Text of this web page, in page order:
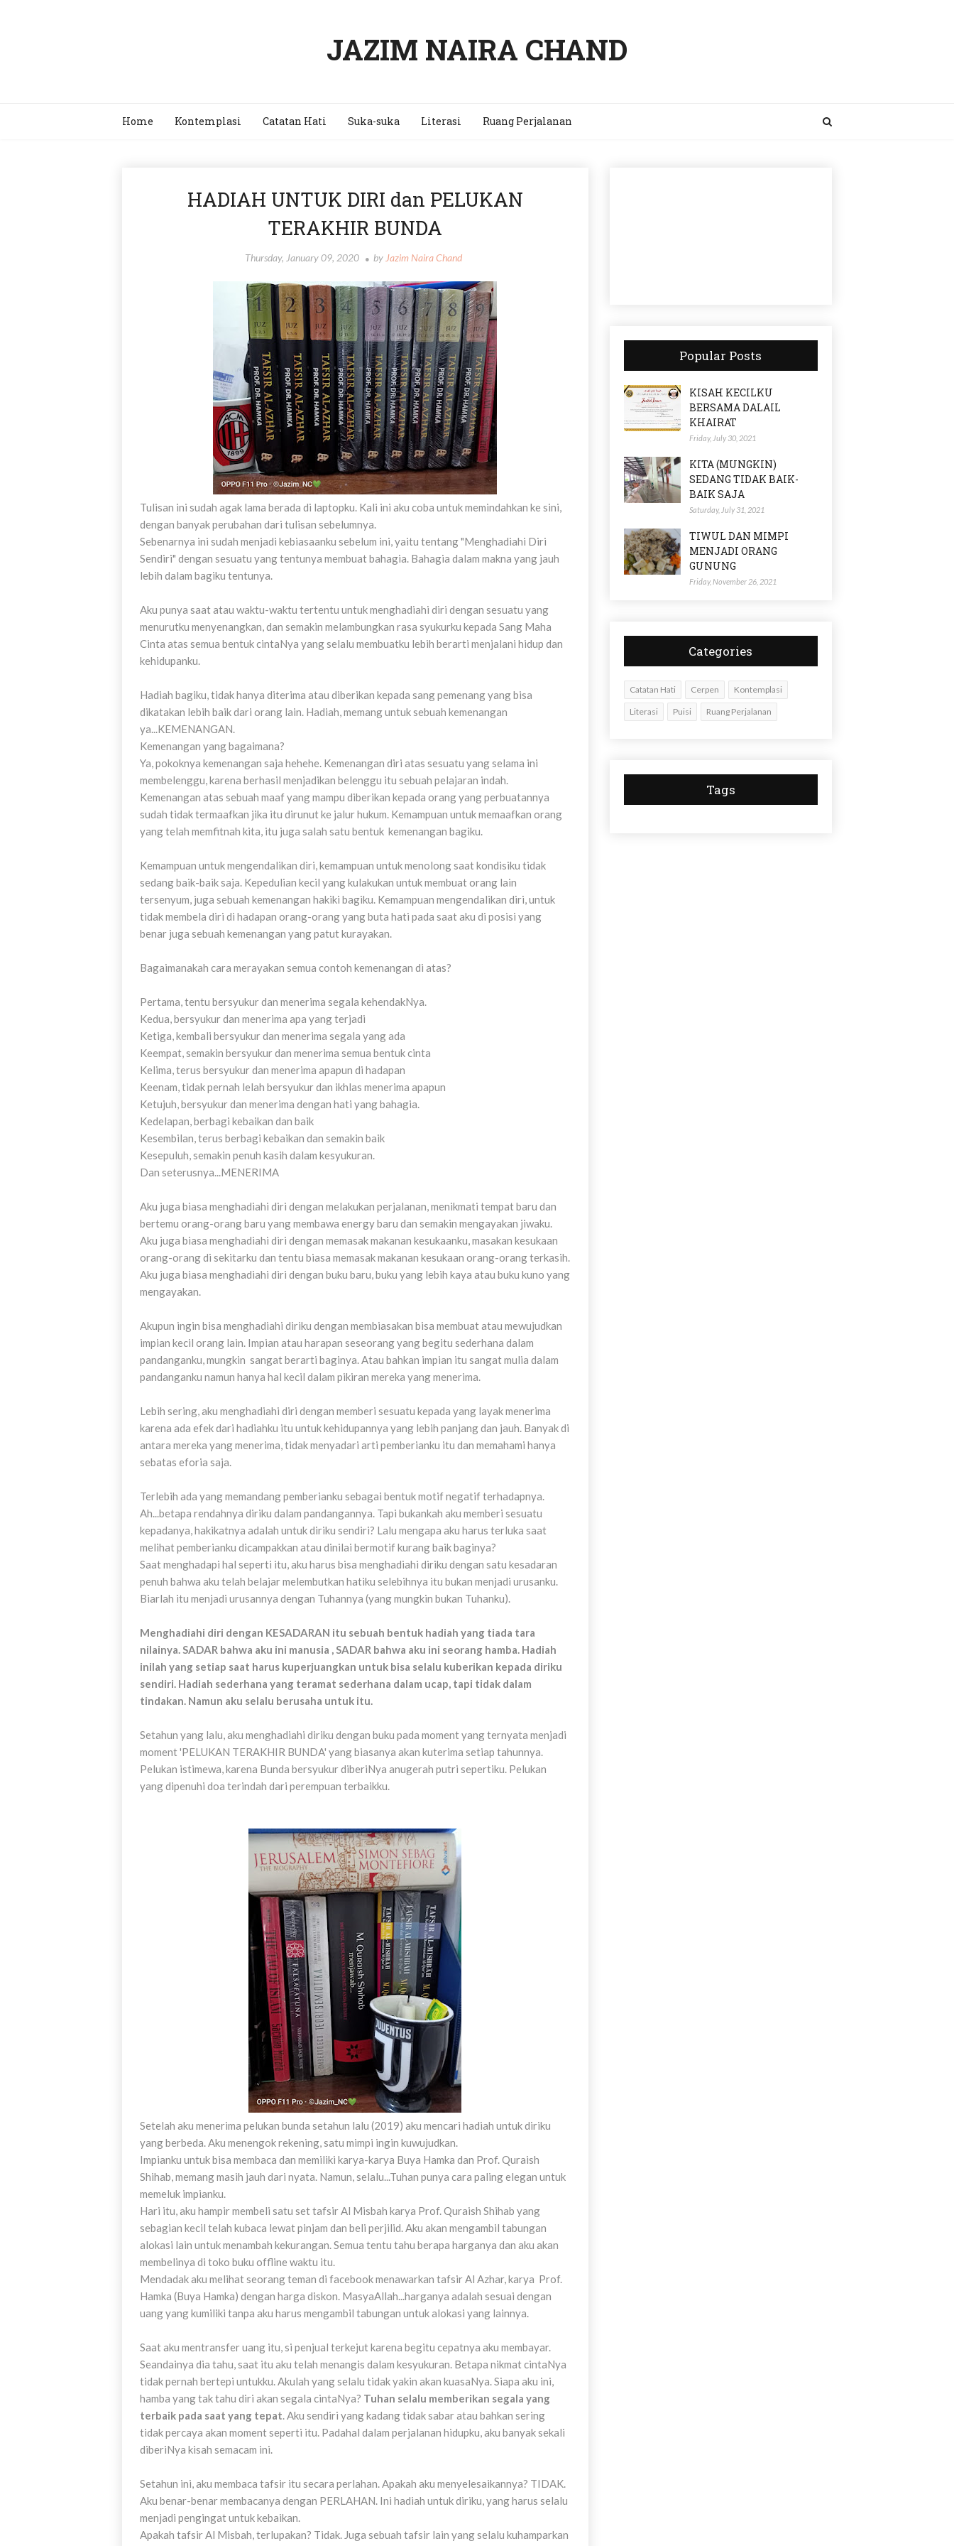
JAZIM NAIRA CHAND
Home Kontemplasi Catatan Hati Suka-suka Literasi Ruang Perjalanan
HADIAH UNTUK DIRI dan PELUKAN
TERAKHIR BUNDA
Thursday, January 09, 2020 by Jazim Naira Chand
Tulisan ini sudah agak lama berada di laptopku. Kali ini aku coba untuk memindahkan ke sini,
dengan banyak perubahan dari tulisan sebelumnya.
Sebenarnya ini sudah menjadi kebiasaanku sebelum ini, yaitu tentang "Menghadiahi Diri
Sendiri" dengan sesuatu yang tentunya membuat bahagia. Bahagia dalam makna yang jauh
lebih dalam bagiku tentunya.
Aku punya saat atau waktu-waktu tertentu untuk menghadiahi diri dengan sesuatu yang
menurutku menyenangkan, dan semakin melambungkan rasa syukurku kepada Sang Maha
Cinta atas semua bentuk cintaNya yang selalu membuatku lebih berarti menjalani hidup dan
kehidupanku.
Hadiah bagiku, tidak hanya diterima atau diberikan kepada sang pemenang yang bisa
dikatakan lebih baik dari orang lain. Hadiah, memang untuk sebuah kemenangan
ya...KEMENANGAN.
Kemenangan yang bagaimana?
Ya, pokoknya kemenangan saja hehehe. Kemenangan diri atas sesuatu yang selama ini
membelenggu, karena berhasil menjadikan belenggu itu sebuah pelajaran indah.
Kemenangan atas sebuah maaf yang mampu diberikan kepada orang yang perbuatannya
sudah tidak termaafkan jika itu dirunut ke jalur hukum. Kemampuan untuk memaafkan orang
yang telah memfitnah kita, itu juga salah satu bentuk kemenangan bagiku.
Kemampuan untuk mengendalikan diri, kemampuan untuk menolong saat kondisiku tidak
sedang baik-baik saja. Kepedulian kecil yang kulakukan untuk membuat orang lain
tersenyum, juga sebuah kemenangan hakiki bagiku. Kemampuan mengendalikan diri, untuk
tidak membela diri di hadapan orang-orang yang buta hati pada saat aku di posisi yang
benar juga sebuah kemenangan yang patut kurayakan.
Bagaimanakah cara merayakan semua contoh kemenangan di atas?
Pertama, tentu bersyukur dan menerima segala kehendakNya.
Kedua, bersyukur dan menerima apa yang terjadi
Ketiga, kembali bersyukur dan menerima segala yang ada
Keempat, semakin bersyukur dan menerima semua bentuk cinta
Kelima, terus bersyukur dan menerima apapun di hadapan
Keenam, tidak pernah lelah bersyukur dan ikhlas menerima apapun
Ketujuh, bersyukur dan menerima dengan hati yang bahagia.
Kedelapan, berbagi kebaikan dan baik
Kesembilan, terus berbagi kebaikan dan semakin baik
Kesepuluh, semakin penuh kasih dalam kesyukuran.
Dan seterusnya...MENERIMA
Aku juga biasa menghadiahi diri dengan melakukan perjalanan, menikmati tempat baru dan
bertemu orang-orang baru yang membawa energy baru dan semakin mengayakan jiwaku.
Aku juga biasa menghadiahi diri dengan memasak makanan kesukaanku, masakan kesukaan
orang-orang di sekitarku dan tentu biasa memasak makanan kesukaan orang-orang terkasih.
Aku juga biasa menghadiahi diri dengan buku baru, buku yang lebih kaya atau buku kuno yang
mengayakan.
Akupun ingin bisa menghadiahi diriku dengan membiasakan bisa membuat atau mewujudkan
impian kecil orang lain. Impian atau harapan seseorang yang begitu sederhana dalam
pandanganku, mungkin sangat berarti baginya. Atau bahkan impian itu sangat mulia dalam
pandanganku namun hanya hal kecil dalam pikiran mereka yang menerima.
Lebih sering, aku menghadiahi diri dengan memberi sesuatu kepada yang layak menerima
karena ada efek dari hadiahku itu untuk kehidupannya yang lebih panjang dan jauh. Banyak di
antara mereka yang menerima, tidak menyadari arti pemberianku itu dan memahami hanya
sebatas eforia saja.
Terlebih ada yang memandang pemberianku sebagai bentuk motif negatif terhadapnya.
Ah...betapa rendahnya diriku dalam pandangannya. Tapi bukankah aku memberi sesuatu
kepadanya, hakikatnya adalah untuk diriku sendiri? Lalu mengapa aku harus terluka saat
melihat pemberianku dicampakkan atau dinilai bermotif kurang baik baginya?
Saat menghadapi hal seperti itu, aku harus bisa menghadiahi diriku dengan satu kesadaran
penuh bahwa aku telah belajar melembutkan hatiku selebihnya itu bukan menjadi urusanku.
Biarlah itu menjadi urusannya dengan Tuhannya (yang mungkin bukan Tuhanku).
Menghadiahi diri dengan KESADARAN itu sebuah bentuk hadiah yang tiada tara
nilainya. SADAR bahwa aku ini manusia , SADAR bahwa aku ini seorang hamba. Hadiah
inilah yang setiap saat harus kuperjuangkan untuk bisa selalu kuberikan kepada diriku
sendiri. Hadiah sederhana yang teramat sederhana dalam ucap, tapi tidak dalam
tindakan. Namun aku selalu berusaha untuk itu.
Setahun yang lalu, aku menghadiahi diriku dengan buku pada moment yang ternyata menjadi
moment 'PELUKAN TERAKHIR BUNDA' yang biasanya akan kuterima setiap tahunnya.
Pelukan istimewa, karena Bunda bersyukur diberiNya anugerah putri sepertiku. Pelukan
yang dipenuhi doa terindah dari perempuan terbaikku.
Setelah aku menerima pelukan bunda setahun lalu (2019) aku mencari hadiah untuk diriku
yang berbeda. Aku menengok rekening, satu mimpi ingin kuwujudkan.
Impianku untuk bisa membaca dan memiliki karya-karya Buya Hamka dan Prof. Quraish
Shihab, memang masih jauh dari nyata. Namun, selalu...Tuhan punya cara paling elegan untuk
memeluk impianku.
Hari itu, aku hampir membeli satu set tafsir Al Misbah karya Prof. Quraish Shihab yang
sebagian kecil telah kubaca lewat pinjam dan beli perjilid. Aku akan mengambil tabungan
alokasi lain untuk menambah kekurangan. Semua tentu tahu berapa harganya dan aku akan
membelinya di toko buku offline waktu itu.
Mendadak aku melihat seorang teman di facebook menawarkan tafsir Al Azhar, karya Prof.
Hamka (Buya Hamka) dengan harga diskon. MasyaAllah...harganya adalah sesuai dengan
uang yang kumiliki tanpa aku harus mengambil tabungan untuk alokasi yang lainnya.
Saat aku mentransfer uang itu, si penjual terkejut karena begitu cepatnya aku membayar.
Seandainya dia tahu, saat itu aku telah menangis dalam kesyukuran. Betapa nikmat cintaNya
tidak pernah bertepi untukku. Akulah yang selalu tidak yakin akan kuasaNya. Siapa aku ini,
hamba yang tak tahu diri akan segala cintaNya? Tuhan selalu memberikan segala yang
terbaik pada saat yang tepat. Aku sendiri yang kadang tidak sabar atau bahkan sering
tidak percaya akan moment seperti itu. Padahal dalam perjalanan hidupku, aku banyak sekali
diberiNya kisah semacam ini.
Setahun ini, aku membaca tafsir itu secara perlahan. Apakah aku menyelesaikannya? TIDAK.
Aku benar-benar membacanya dengan PERLAHAN. Ini hadiah untuk diriku, yang harus selalu
menjadi pengingat untuk kebaikan.
Apakah tafsir Al Misbah, terlupakan? Tidak. Juga sebuah tafsir lain yang selalu kuhamparkan
Popular Posts
KISAH KECILKU
BERSAMA DALAIL
KHAIRAT
Friday, July 30, 2021
KITA (MUNGKIN)
SEDANG TIDAK BAIK-
BAIK SAJA
Saturday, July 31, 2021
TIWUL DAN MIMPI
MENJADI ORANG
GUNUNG
Friday, November 26, 2021
Categories
Catatan Hati Cerpen Kontemplasi
Literasi Puisi Ruang Perjalanan
Tags